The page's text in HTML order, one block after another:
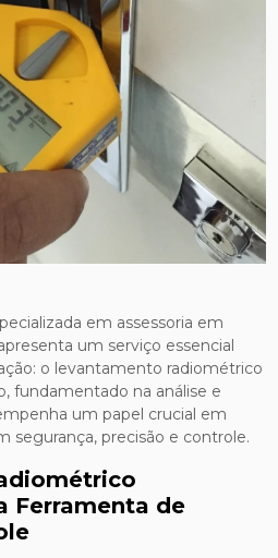
em assessoria em
um serviço essencial
o levantamento radiométrico
fundamentado na análise e
um papel crucial em
segurança, precisão e controle.
Ferramenta de